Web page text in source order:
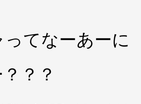
てなーあーに
？？